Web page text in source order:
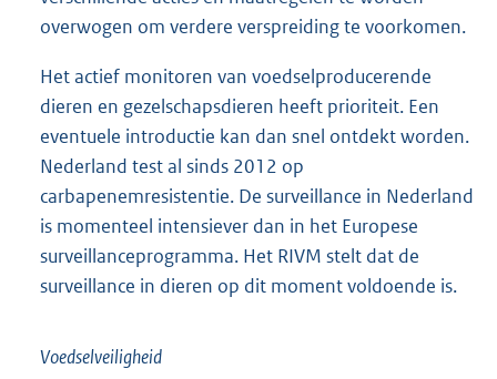
vermeerdering en versnelde verspreiding. Mocht er
plaatsvinden in dieren, zo zegt het RIVM, dan dienen
verschillende acties en maatregelen te worden
overwogen om verdere verspreiding te voorkomen.
Het actief monitoren van voedselproducerende
dieren en gezelschapsdieren heeft prioriteit. Een
eventuele introductie kan dan snel ontdekt worden.
Nederland test al sinds 2012 op
surveillanceprogramma. Het RIVM stelt dat de